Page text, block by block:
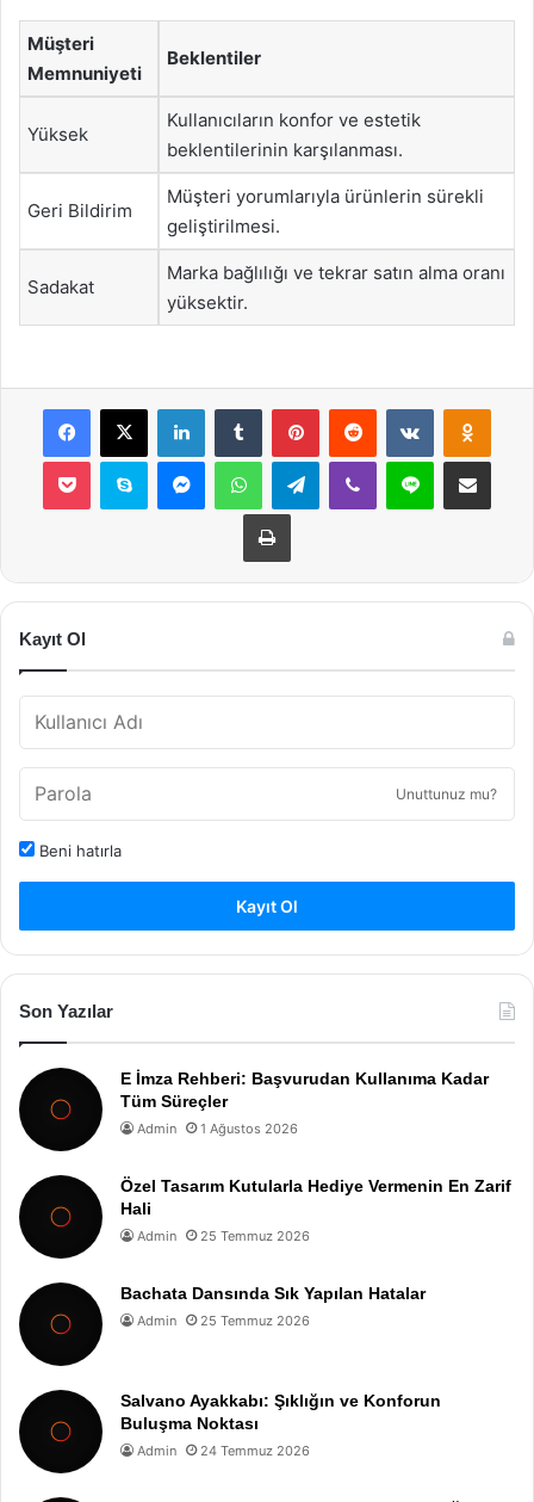
Müşteri
Memnuniyeti
Beklentiler
Yüksek
Kullanıcıların konfor ve estetik
beklentilerinin karşılanması.
Geri Bildirim
Müşteri yorumlarıyla ürünlerin sürekli
geliştirilmesi.
Sadakat
Marka bağlılığı ve tekrar satın alma oranı
yüksektir.
Facebook
X LinkedInTumblr PinterestReddit VKontakte
Pocket Skype MessengerWhatsAppTelegramViber Line E-Posta ile
Yazdır
Kayıt Ol
Unuttunuz mu?
Beni hatırla
Kayıt Ol
Son Yazılar
E İmza Rehberi: Başvurudan Kullanıma Kadar
Tüm Süreçler
Admin 1 Ağustos 2026
Özel Tasarım Kutularla Hediye Vermenin En Zarif
Hali
Admin 25 Temmuz 2026
Bachata Dansında Sık Yapılan Hatalar
Admin 25 Temmuz 2026
Salvano Ayakkabı: Şıklığın ve Konforun
Buluşma Noktası
Admin 24 Temmuz 2026